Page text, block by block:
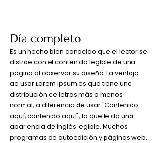
Día completo
Es un hecho bien conocido que el lector se
distrae con el contenido legible de una
página al observar su diseño. La ventaja
de usar Lorem Ipsum es que tiene una
distribución de letras más o menos
normal, a diferencia de usar "Contenido
aquí, contenido aquí", lo que le da una
apariencia de inglés legible. Muchos
programas de autoedición y páginas web.